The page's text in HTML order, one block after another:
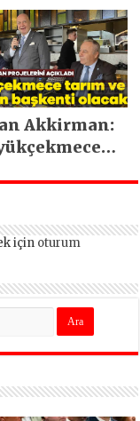
Akkirman:
olacak
için oturum